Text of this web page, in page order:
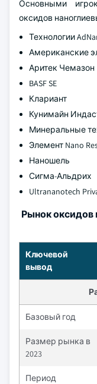
Основными
оксидов
Технологии
Американские
Аритек Чемазон
BASF SE
Клариант
Кунимайн
Минеральные
Элемент Nano
Наношель
Сигма-Альдрих
Ultrananotech
Рынок оксидов
Ключевой
вывод
Базовый год
Размер рынка в
2023
Период